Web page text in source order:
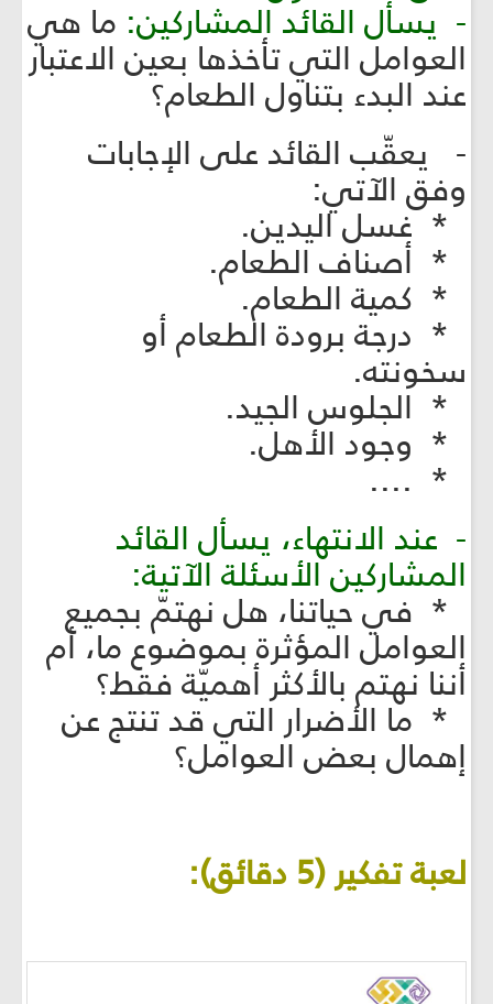
- يسأل القائد المشاركين: ما هي
العوامل التي تأخذها بعين الاعتبار
عند البدء بتناول الطعام؟
- يعقّب القائد على الإجابات
وفق الآتي:
* غسل اليدين.
* أصناف الطعام.
* كمية الطعام.
* درجة برودة الطعام أو
سخونته.
* الجلوس الجيد.
* وجود الأهل.
* ....
- عند الانتهاء، يسأل القائد
المشاركين الأسئلة الآتية:
* في حياتنا، هل نهتمّ بجميع
العوامل المؤثرة بموضوع ما، أم
أننا نهتم بالأكثر أهميّة فقط؟
* ما الأضرار التي قد تنتج عن
إهمال بعض العوامل؟
لعبة تفكير (5 دقائق):